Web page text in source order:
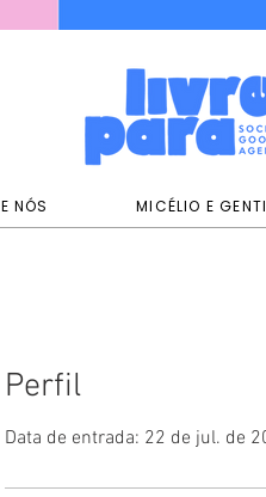
NÓS MICÉLIO E
Perfil
Data de entrada: 22 de jul. de